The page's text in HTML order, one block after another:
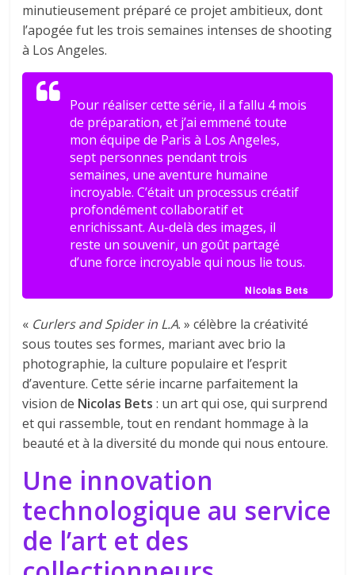
minutieusement préparé ce projet ambitieux, dont
l’apogée fut les trois semaines intenses de shooting
à Los Angeles.
Pour réaliser cette série, il a fallu 4 mois
de préparation, et j’ai emmené toute
mon équipe de Paris à Los Angeles,
sept personnes pendant trois
semaines, une aventure humaine
incroyable. C’était un processus créatif
profondément collaboratif et
enrichissant. Au-delà des images, il
reste un souvenir, un goût partagé
d’une force incroyable qui nous lie tous.
Nicolas Bets
« Curlers and Spider in L.A. » célèbre la créativité
sous toutes ses formes, mariant avec brio la
photographie, la culture populaire et l’esprit
d’aventure. Cette série incarne parfaitement la
vision de Nicolas Bets : un art qui ose, qui surprend
et qui rassemble, tout en rendant hommage à la
beauté et à la diversité du monde qui nous entoure.
Une innovation
technologique au service
de l’art et des